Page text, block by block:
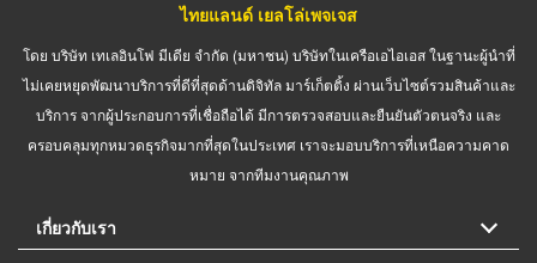
ไทยแลนด์ เยลโล่เพจเจส
โดย บริษัท เทเลอินโฟ มีเดีย จำกัด (มหาชน) บริษัทในเครือเอไอเอส ในฐานะผู้นำที่
ไม่เคยหยุดพัฒนาบริการที่ดีที่สุดด้านดิจิทัล มาร์เก็ตติ้ง ผ่านเว็บไซต์รวมสินค้าและ
บริการ จากผู้ประกอบการที่เชื่อถือได้ มีการตรวจสอบและยืนยันตัวตนจริง และ
ครอบคลุมทุกหมวดธุรกิจมากที่สุดในประเทศ เราจะมอบบริการที่เหนือความคาด
หมาย จากทีมงานคุณภาพ
เกี่ยวกับเรา